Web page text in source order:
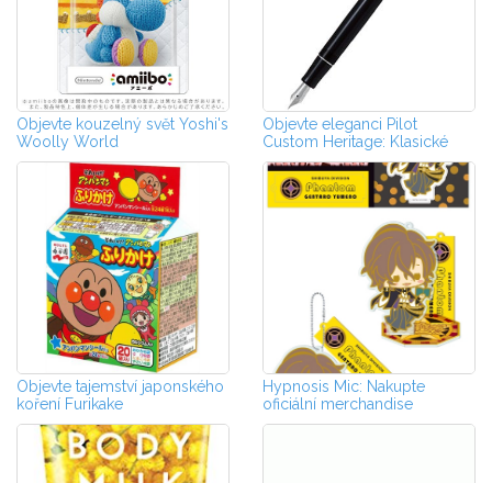
Objevte kouzelný svět Yoshi's
Woolly World
Objevte eleganci Pilot
Custom Heritage: Klasické
pero pro mo...
Objevte tajemství japonského
koření Furikake
Hypnosis Mic: Nakupte
oficiální merchandise
japonského rap a...